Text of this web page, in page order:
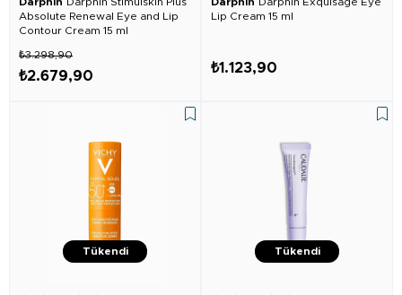
Absolute Renewal Eye and Lip
Contour Cream 15 ml
₺2.679,90
₺3.298,90
Lip Cream 15 ml
₺1.123,90
Tükendi Tükendi